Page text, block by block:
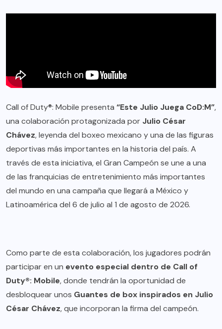
Call of Duty®: Mobile presenta “Este Julio Juega CoD:M”,
una colaboración protagonizada por Julio César
Chávez, leyenda del boxeo mexicano y una de las figuras
deportivas más importantes en la historia del país. A
través de esta iniciativa, el Gran Campeón se une a una
de las franquicias de entretenimiento más importantes
del mundo en una campaña que llegará a México y
Latinoamérica del 6 de julio al 1 de agosto de 2026.
Como parte de esta colaboración, los jugadores podrán
participar en un evento especial dentro de Call of
Duty®: Mobile, donde tendrán la oportunidad de
desbloquear unos Guantes de box inspirados en Julio
César Chávez, que incorporan la firma del campeón.